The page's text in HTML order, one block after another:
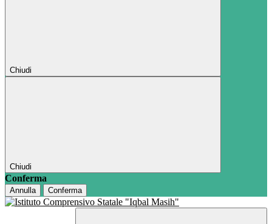
Chiudi
Chiudi
Conferma
Annulla Conferma